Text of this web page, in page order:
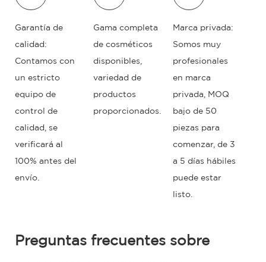
Garantía de
calidad:
Contamos con
un estricto
equipo de
control de
calidad, se
verificará al
100% antes del
envío.
Gama completa
de cosméticos
disponibles,
variedad de
productos
proporcionados.
Marca privada:
Somos muy
profesionales
en marca
privada, MOQ
bajo de 50
piezas para
comenzar, de 3
a 5 días hábiles
puede estar
listo.
Preguntas frecuentes sobre